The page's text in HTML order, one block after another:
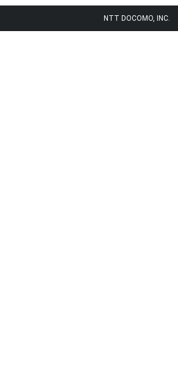
NTT DOCOMO, INC.